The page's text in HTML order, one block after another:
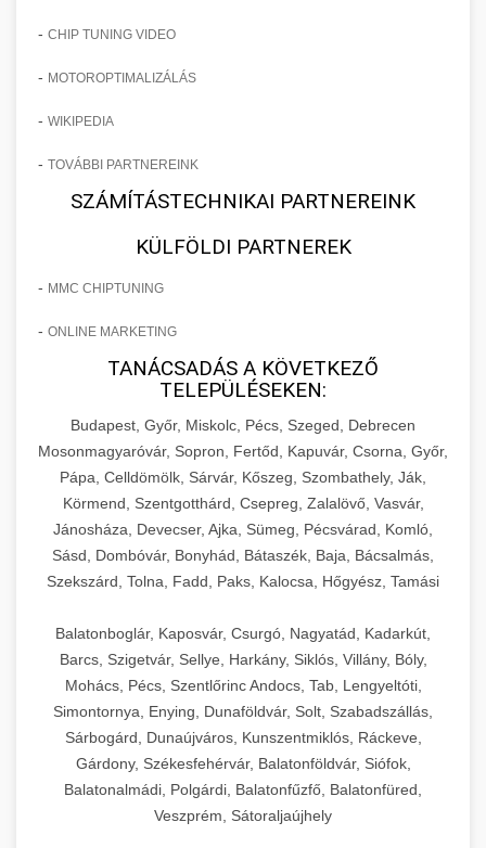
- CHIP TUNING VIDEO
- MOTOROPTIMALIZÁLÁS
- WIKIPEDIA
- TOVÁBBI PARTNEREINK
SZÁMÍTÁSTECHNIKAI PARTNEREINK
KÜLFÖLDI PARTNEREK
- MMC CHIPTUNING
- ONLINE MARKETING
TANÁCSADÁS A KÖVETKEZŐ
TELEPÜLÉSEKEN:
Budapest, Győr, Miskolc, Pécs, Szeged, Debrecen
Mosonmagyaróvár, Sopron, Fertőd, Kapuvár, Csorna, Győr,
Pápa, Celldömölk, Sárvár, Kőszeg, Szombathely, Ják,
Körmend, Szentgotthárd, Csepreg, Zalalövő, Vasvár,
Jánosháza, Devecser, Ajka, Sümeg, Pécsvárad, Komló,
Sásd, Dombóvár, Bonyhád, Bátaszék, Baja, Bácsalmás,
Szekszárd, Tolna, Fadd, Paks, Kalocsa, Hőgyész, Tamási
Balatonboglár, Kaposvár, Csurgó, Nagyatád, Kadarkút,
Barcs, Szigetvár, Sellye, Harkány, Siklós, Villány, Bóly,
Mohács, Pécs, Szentlőrinc Andocs, Tab, Lengyeltóti,
Simontornya, Enying, Dunaföldvár, Solt, Szabadszállás,
Sárbogárd, Dunaújváros, Kunszentmiklós, Ráckeve,
Gárdony, Székesfehérvár, Balatonföldvár, Siófok,
Balatonalmádi, Polgárdi, Balatonfűzfő, Balatonfüred,
Veszprém, Sátoraljaújhely